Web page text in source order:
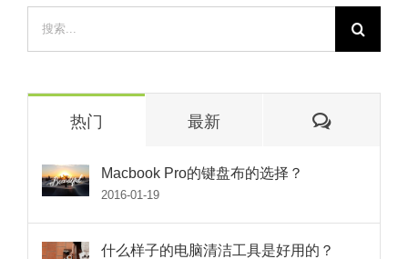
热门 最新
评
Macbook Pro的键盘布的选择？
2016-01-19
什么样子的电脑清洁工具是好用的？